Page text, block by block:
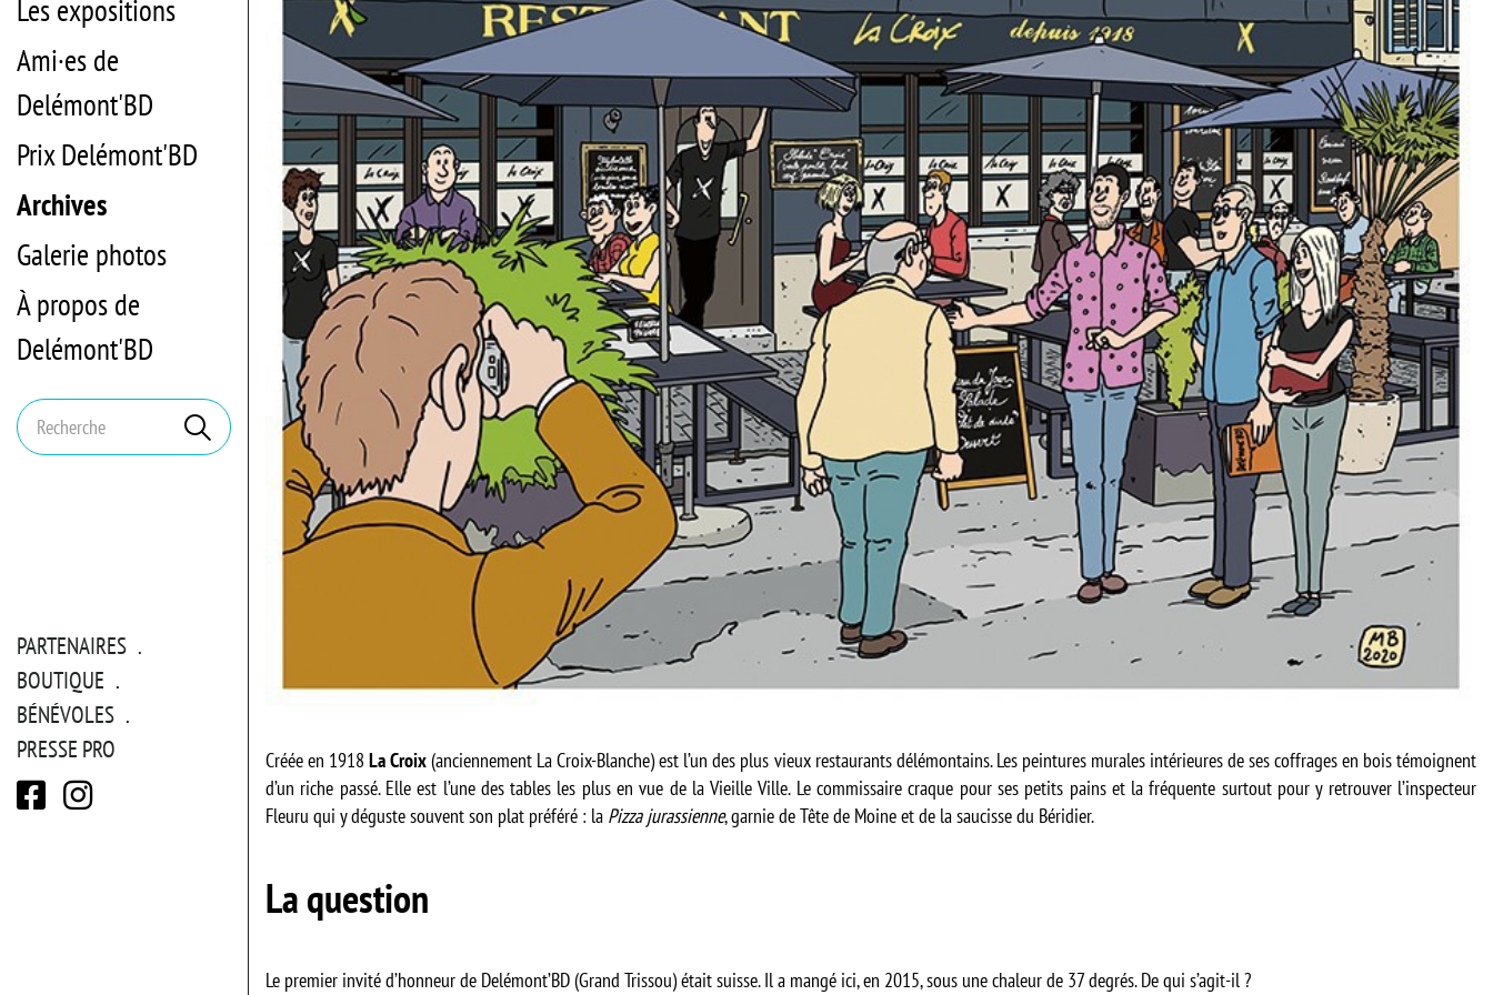
Les expositions
Ami·es de
Delémont'BD
Prix Delémont'BD
Archives
Galerie photos
À propos de
Delémont'BD
Mots
clés
Rechercher
PARTENAIRES
BOUTIQUE
BÉNÉVOLES
PRESSE PRO
Créée en 1918La Croix(anciennement La Croix-Blanche) est l’un des plus vieux restaurants délémontains. Les peintures murales intérieures de ses coffrages en bois témoignent
d’un riche passé. Elle est l’une des tables les plus en vue de la Vieille Ville. Le commissaire craque pour ses petits pains et la fréquente surtout pour y retrouver l’inspecteur
Fleuru qui y déguste souvent son plat préféré : la Pizza jurassienne, garnie de Tête de Moine et de la saucisse du Béridier.
La question
Le premier invité d’honneur de Delémont’BD (Grand Trissou) était suisse. Il a mangé ici, en 2015, sous une chaleur de 37 degrés. De qui s’agit-il ?